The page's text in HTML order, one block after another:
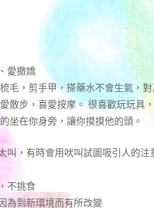
愛撒嬌
毛，剪手甲，搽藥水不會生氣，
散步，喜愛按摩。 很喜歡玩玩具
坐在你身旁，讓你摸摸他的頭。
叫，有時會用吠叫試圖吸引人的注
不挑食
為到新環境而有所改變